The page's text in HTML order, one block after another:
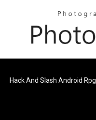
Hack And Slash Android Rpg